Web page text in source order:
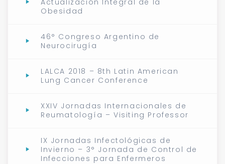
Obesidad
46° Congreso Argentino de
Neurocirugía
LALCA 2018 – 8th Latin American
Lung Cancer Conference
XXIV Jornadas Internacionales de
Reumatología – Visiting Professor
IX Jornadas Infectológicas de
Invierno – 3° Jornada de Control de
Infecciones para Enfermeros